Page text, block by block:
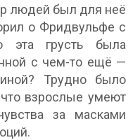
людей был для неё
о Фридвульфе с
эта грусть была
с чем-то ещё —
Трудно было
взрослые умеют
за масками